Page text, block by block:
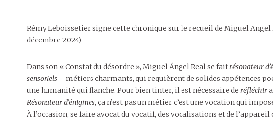
Rémy Leboissetier signe cette chronique sur le recueil de Miguel Angel
décembre 2024)
Dans son « Constat du désordre », Miguel Ángel Real se fait résonateur
sensoriels– métiers charmants, qui requièrent de solides appétences
une humanité qui flanche. Pour bien tinter, il est nécessaire de réfléchir
Résonateur d’énigmes, ça n’est pas un métier c’est une vocation qui
À l’occasion, se faire avocat du vocatif, des vocalisations et de